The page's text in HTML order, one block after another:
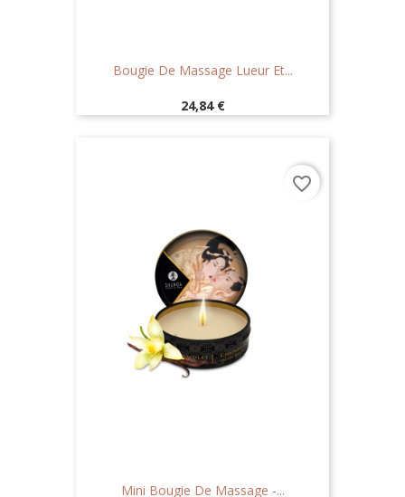
Bougie De Massage Lueur Et...
Prix
24,84 €
Mini Bougie De Massage -...
favorite_border